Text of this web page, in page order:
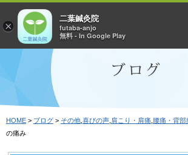
HOME > ブログ > その他 喜びの声 肩こり・肩痛 腰痛・背部
の痛み
×
二葉鍼灸院
futaba-anjo
無料 - In Google Play